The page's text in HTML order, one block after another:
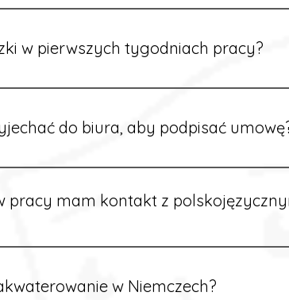
znajomości języka. Jeśli jednak znasz
w pierwszych tygodniach pracy?
otrzymać zaliczkę po wcześniejszym
do biura, aby podpisać
w naszym biurze. Dzięki temu masz
pracy mam kontakt z
w Niemczech?